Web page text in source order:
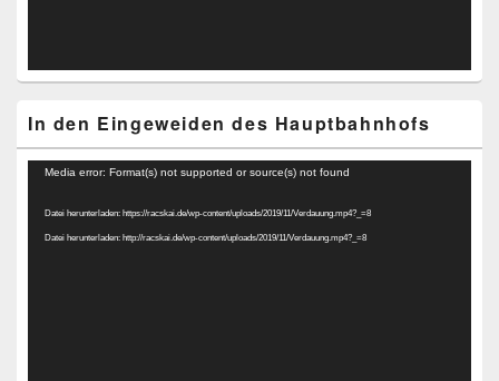
In den Eingeweiden des Hauptbahnhofs
Video-
Media error: Format(s) not supported or source(s) not found
Datei herunterladen: https://racskai.de/wp-content/uploads/2019/11/Verdauung.mp4?_=8
Datei herunterladen: http://racskai.de/wp-content/uploads/2019/11/Verdauung.mp4?_=8